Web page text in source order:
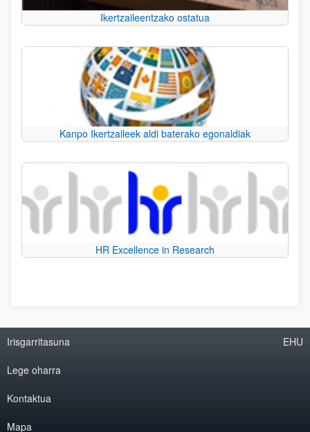
Ikertzaileentzako ostatua
Kanpo Ikertzaileek aldi baterako egonaldiak
HR Excellence in Research
Irisgarritasuna
Lege oharra
Kontaktua
Mapa
EHU